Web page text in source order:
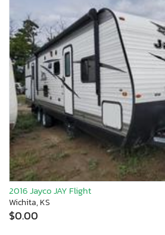
2016 Jayco JAY Flight
Wichita, KS
$0.00